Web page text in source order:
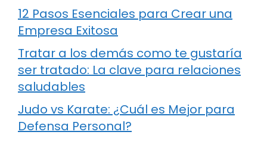
12 Pasos Esenciales para Crear una
Empresa Exitosa
Tratar a los demás como te gustaría
ser tratado: La clave para relaciones
saludables
Judo vs Karate: ¿Cuál es Mejor para
Defensa Personal?